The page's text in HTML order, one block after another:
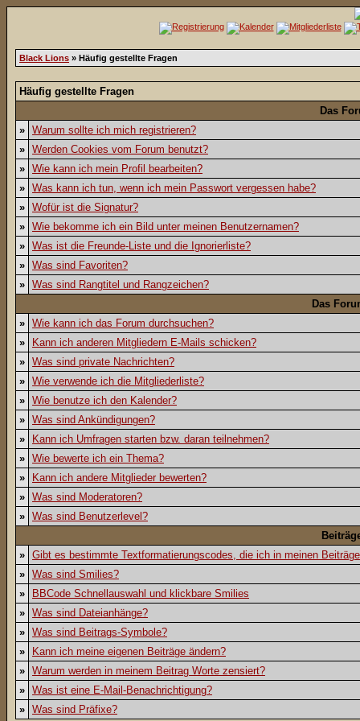
Black Lions » Häufig gestellte Fragen
Häufig gestellte Fragen
Das
» Warum sollte ich mich registrieren?
» Werden Cookies vom Forum benutzt?
» Wie kann ich mein Profil bearbeiten?
» Was kann ich tun, wenn ich mein Passwort vergessen habe?
» Wofür ist die Signatur?
» Wie bekomme ich ein Bild unter meinen Benutzernamen?
» Was ist die Freunde-Liste und die Ignorierliste?
» Was sind Favoriten?
» Was sind Rangtitel und Rangzeichen?
Das
» Wie kann ich das Forum durchsuchen?
»
Kann ich anderen Mitgliedern E-Mails schicken?
» Was sind private Nachrichten?
» Wie verwende ich die Mitgliederliste?
» Wie benutze ich den Kalender?
» Was sind Ankündigungen?
»
Kann ich Umfragen starten bzw. daran teilnehmen?
» Wie bewerte ich ein Thema?
»
Kann ich andere Mitglieder bewerten?
» Was sind Moderatoren?
» Was sind Benutzerlevel?
» Gibt es bestimmte Textformatierungscodes, die ich in meinen
» Was sind Smilies?
»
BBCode Schnellauswahl und klickbare Smilies
» Was sind Dateianhänge?
» Was sind Beitrags-Symbole?
»
Kann ich meine eigenen Beiträge ändern?
» Warum werden in meinem Beitrag Worte zensiert?
» Was ist eine E-Mail-Benachrichtigung?
» Was sind Präfixe?